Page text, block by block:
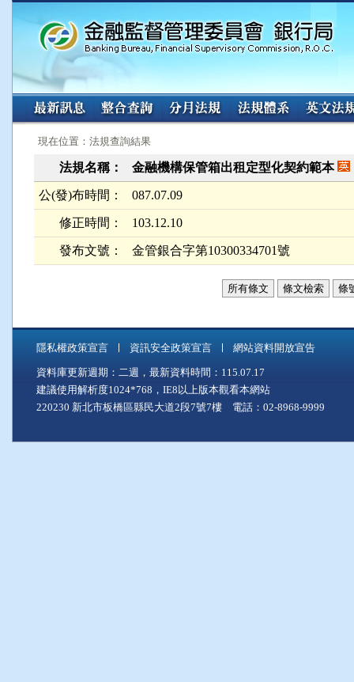
:::
現在位置：法規查詢結果
法規名稱： 金融機構保管箱出租定型化契約範本
公(發)布時間： 087.07.09
修正時間： 103.12.10
發布文號： 金管銀合字第10300334701號
所有條文 條文檢索 條
隱私權政策宣言 資訊安全政策宣言 網站資料開放宣告
資料庫更新週期：二週，最新資料時間：115.07.17
建議使用解析度1024*768，IE8以上版本觀看本網站
220230 新北市板橋區縣民大道2段7號7樓 電話：02-8968-9999